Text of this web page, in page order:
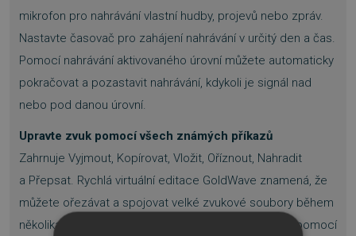
mikrofon pro nahrávání vlastní hudby, projevů nebo zpráv.
Nastavte časovač pro zahájení nahrávání v určitý den a čas.
Pomocí nahrávání aktivovaného úrovní můžete automaticky
pokračovat a pozastavit nahrávání, kdykoli je signál nad
nebo pod danou úrovní.
Upravte zvuk pomocí všech známých příkazů
Zahrnuje Vyjmout, Kopírovat, Vložit, Oříznout, Nahradit
a Přepsat. Rychlá virtuální editace GoldWave znamená, že
můžete ořezávat a spojovat velké zvukové soubory během
několika sekund. Mix a Crossfade písně dohromady pomocí